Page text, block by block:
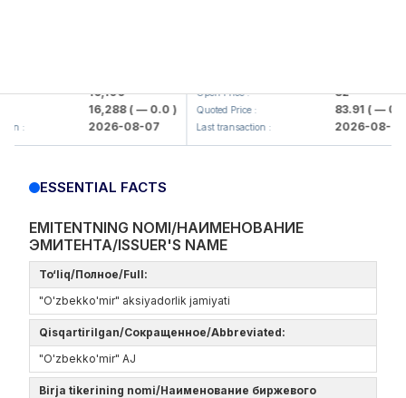
16,100
16,288( — 0.0 )
2026-08-07
Open Price : 82
Quoted Price : 83.91( — 0.0 )
Last transaction : 2026-08-07
ESSENTIAL FACTS
EMITENTNING NOMI/НАИМЕНОВАНИЕ
ЭМИТЕНТА/ISSUER'S NAME
To‘liq/Полное/Full:
"O'zbekko'mir" aksiyadorlik jamiyati
Qisqartirilgan/Сокращенное/Abbreviated:
"O'zbekko'mir" AJ
Birja tikerining nomi/Наименование биржевого